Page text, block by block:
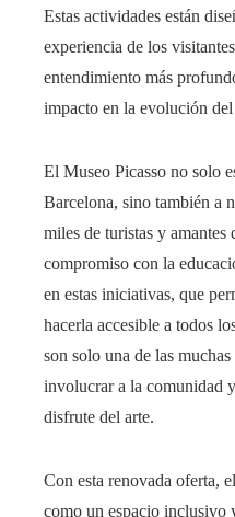
Estas actividades están
experiencia de los
entendimiento más
impacto en la evolución
El Museo Picasso no solo
Barcelona, sino también a
miles de turistas y amantes
compromiso con la
en estas iniciativas, que
hacerla accesible a todos
son solo una de las
involucrar a la comunidad
disfrute del arte.
Con esta renovada oferta,
como un espacio inclusivo